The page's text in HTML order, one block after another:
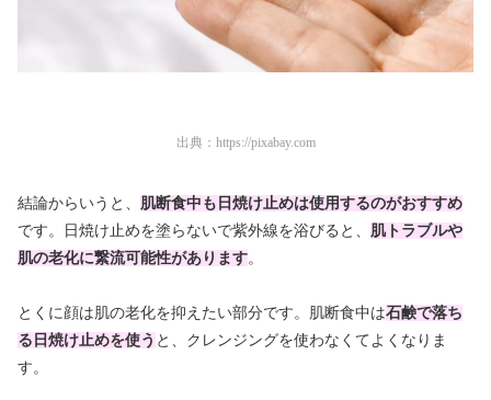
出典： https://pixabay.com
結論からいうと、 肌断食中も日焼け止めは使用するのがおすすめ
です。日焼け止めを塗らないで紫外線を浴びると、 肌トラブルや
肌の老化に繋流可能性があります。
とくに顔は肌の老化を抑えたい部分です。肌断食中は石鹸で落ち
る日焼け止めを使う と、クレンジングを使わなくてよくなりま
す。